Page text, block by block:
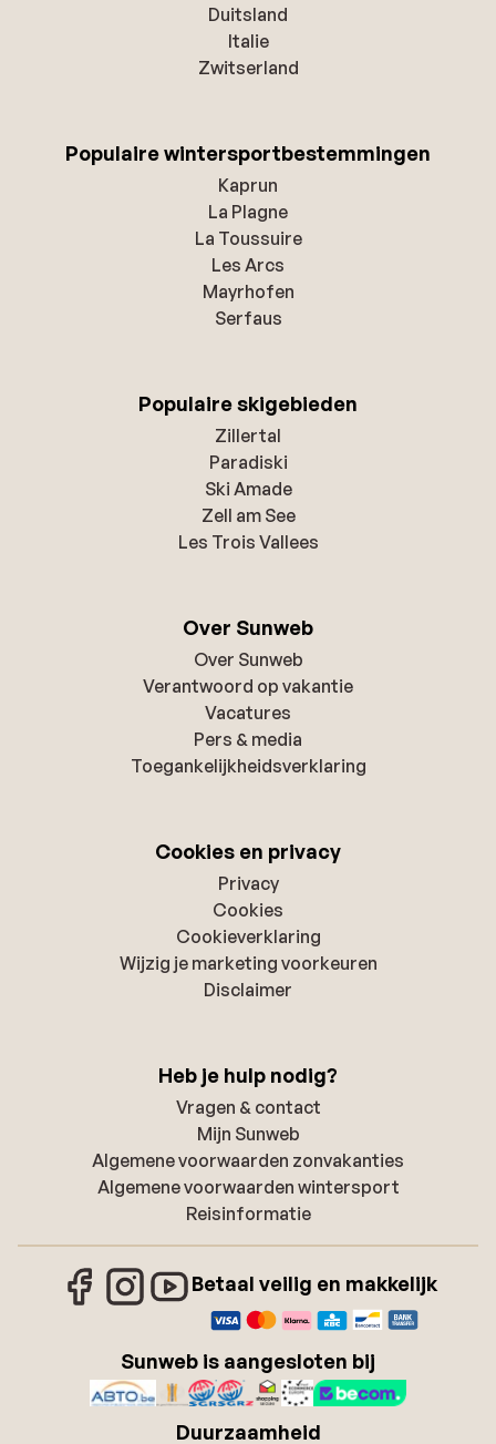
Duitsland
Italie
Zwitserland
Populaire wintersportbestemmingen
Kaprun
La Plagne
La Toussuire
Les Arcs
Mayrhofen
Serfaus
Populaire skigebieden
Zillertal
Paradiski
Ski Amade
Zell am See
Les Trois Vallees
Over Sunweb
Over Sunweb
Verantwoord op vakantie
Vacatures
Pers & media
Toegankelijkheidsverklaring
Cookies en privacy
Privacy
Cookies
Cookieverklaring
Wijzig je marketing voorkeuren
Disclaimer
Heb je hulp nodig?
Vragen & contact
Mijn Sunweb
Algemene voorwaarden zonvakanties
Algemene voorwaarden wintersport
Reisinformatie
Betaal veilig en makkelijk
Sunweb is aangesloten bij
Duurzaamheid